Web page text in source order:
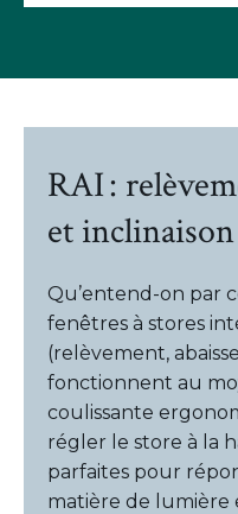
RAI :
et inclinaison
Qu’entend-on par
fenêtres à stores
(relèvement,
fonctionnent au
coulissante
régler le store à la
parfaites pour
matière de lumière